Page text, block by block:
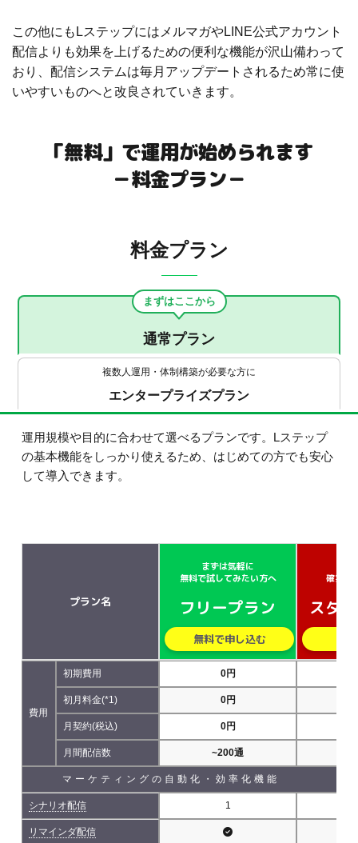
この他にもLステップにはメルマガやLINE公式アカウント
配信よりも効果を上げるための便利な機能が沢山備わって
おり、配信システムは毎月アップデートされるため常に使
いやすいものへと改良されていきます。
「無料」で運用が始められます
－料金プラン－
料金プラン
まずはここから
通常プラン
複数人運用・体制構築が必要な方に
エンタープライズプラン
運用規模や目的に合わせて選べるプランです。Lステップ
の基本機能をしっかり使えるため、はじめての方でも安心
して導入できます。
プラン名
まずは気軽に
無料で試してみたい方へ
フリープラン
無料で申し込む
確実に
スタ
費用
初期費用 0円
初月料金(*1) 0円
月契約(税込) 0円
月間配信数 ~200通
マーケティングの自動化・効率化機能
シナリオ配信 1
リマインダ配信